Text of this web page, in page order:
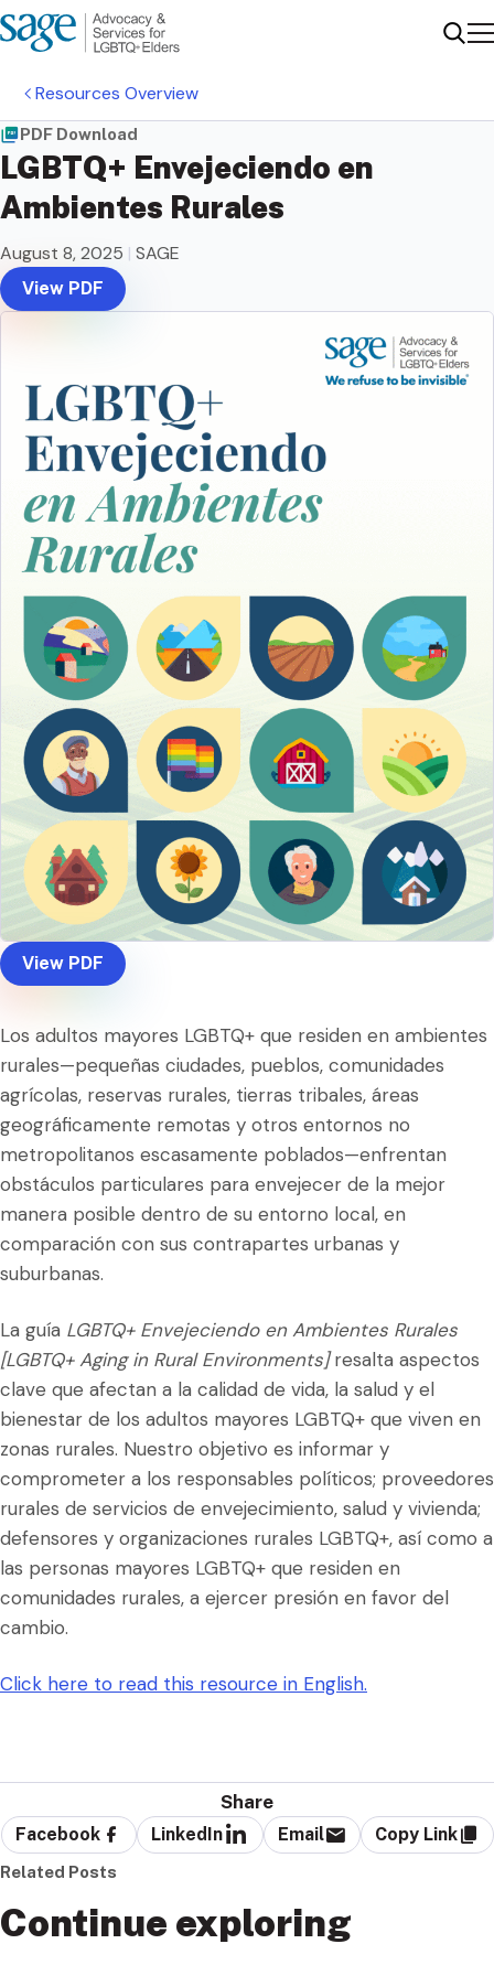
Resources Overview
PDF Download
LGBTQ+ Envejeciendo en
Ambientes Rurales
August 8, 2025 | SAGE
View PDF
View PDF
Los adultos mayores LGBTQ+ que residen en ambientes
rurales—pequeñas ciudades, pueblos, comunidades
agrícolas, reservas rurales, tierras tribales, áreas
geográficamente remotas y otros entornos no
metropolitanos escasamente poblados—enfrentan
obstáculos particulares para envejecer de la mejor
manera posible dentro de su entorno local, en
comparación con sus contrapartes urbanas y
suburbanas.
La guía LGBTQ+ Envejeciendo en Ambientes Rurales
[LGBTQ+ Aging in Rural Environments]resalta aspectos
clave que afectan a la calidad de vida, la salud y el
bienestar de los adultos mayores LGBTQ+ que viven en
zonas rurales. Nuestro objetivo es informar y
comprometer a los responsables políticos; proveedores
rurales de servicios de envejecimiento, salud y vivienda;
defensores y organizaciones rurales LGBTQ+, así como a
las personas mayores LGBTQ+ que residen en
comunidades rurales, a ejercer presión en favor del
cambio.
Click here to read this resource in English.
Share
Facebook LinkedIn Email Copy Link
Related Posts
Continue exploring